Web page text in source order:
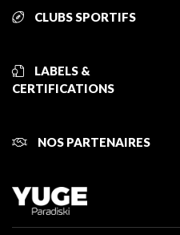
CLUBS SPORTIFS
LABELS &
CERTIFICATIONS
NOS PARTENAIRES